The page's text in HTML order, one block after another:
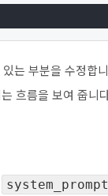
는 부분을 수정합
흐름을 보여 줍니
system_prompt